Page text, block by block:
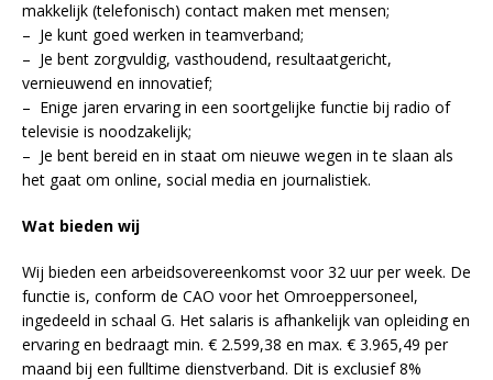
makkelijk (telefonisch) contact maken met mensen;
– Je kunt goed werken in teamverband;
– Je bent zorgvuldig, vasthoudend, resultaatgericht,
vernieuwend en innovatief;
– Enige jaren ervaring in een soortgelijke functie bij radio of
televisie is noodzakelijk;
– Je bent bereid en in staat om nieuwe wegen in te slaan als
het gaat om online, social media en journalistiek.
Wat bieden wij
Wij bieden een arbeidsovereenkomst voor 32 uur per week. De
functie is, conform de CAO voor het Omroeppersoneel,
ingedeeld in schaal G. Het salaris is afhankelijk van opleiding en
ervaring en bedraagt min. € 2.599,38 en max. € 3.965,49 per
maand bij een fulltime dienstverband. Dit is exclusief 8%